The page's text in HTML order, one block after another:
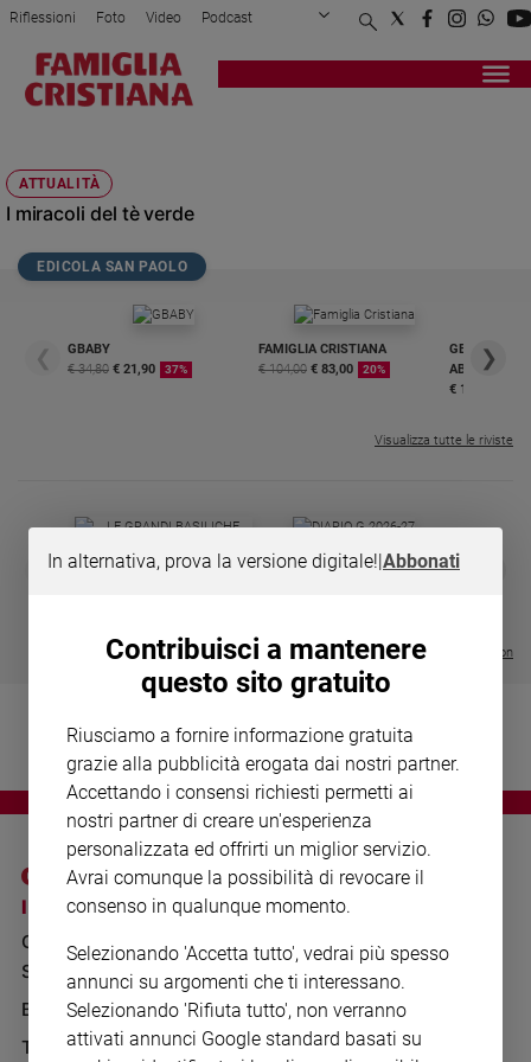
Attualità
Politica
Mondo
Legalità
Sport
Chiesa
Chiesa
Devozione
Parola
giorno
giorno
e
valori
Riflessioni Foto Video Podcast
Privacy Policy Chi siamo
Registrati Redazione
ATTUALITÀ
I miracoli del tè verde
EDICOLA SAN PAOLO
❮
GBABY
€ 34,80 € 21,90 37%
FAMIGLIA CRISTIANA
€ 104,00 € 83,00 20%
GBABY
€ 16,99
❯
Visualizza tutte le riviste
❮
DIARIO G 2026-27
COLLANA
Visualizza tutte le collection
I SITI SAN PAOLO
GRUPPO EDITORIALE
SAN PAOLO
BENESSERE
TELENOVA
NOTE LEGALI
PRIVACY POLICY
INFORMATIVA
WHISTLEBLOWING
SOCIAL
In alternativa, prova la versione digitale!|Abbonati
Contribuisci a mantenere
questo sito gratuito
Riusciamo a fornire informazione gratuita
grazie alla pubblicità erogata dai nostri partner.
Accettando i consensi richiesti permetti ai
nostri partner di creare un'esperienza
personalizzata ed offrirti un miglior servizio.
Avrai comunque la possibilità di revocare il
consenso in qualunque momento.
Selezionando 'Accetta tutto', vedrai più spesso
annunci su argomenti che ti interessano.
Selezionando 'Rifiuta tutto', non verranno
attivati annunci Google standard basati su